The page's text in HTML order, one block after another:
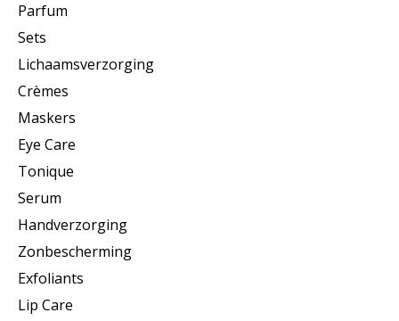
Parfum
Sets
Lichaamsverzorging
Crèmes
Maskers
Eye Care
Tonique
Serum
Handverzorging
Zonbescherming
Exfoliants
Lip Care